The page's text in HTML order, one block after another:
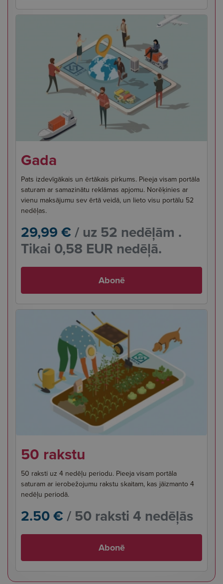
Gada
Pats izdevīgākais un ērtākais pirkums. Pieeja visam portāla
saturam ar samazinātu reklāmas apjomu. Norēķinies ar
vienu maksājumu sev ērtā veidā, un lieto visu portālu 52
nedēļas.
29,99 € / uz 52 nedēļām .
Tikai 0,58 EUR nedēļā.
Abonē
50 rakstu
50 raksti uz 4 nedēļu periodu. Pieeja visam portāla
saturam ar ierobežojumu rakstu skaitam, kas jāizmanto 4
nedēļu periodā.
2.50 € / 50 raksti 4 nedēļās
Abonē